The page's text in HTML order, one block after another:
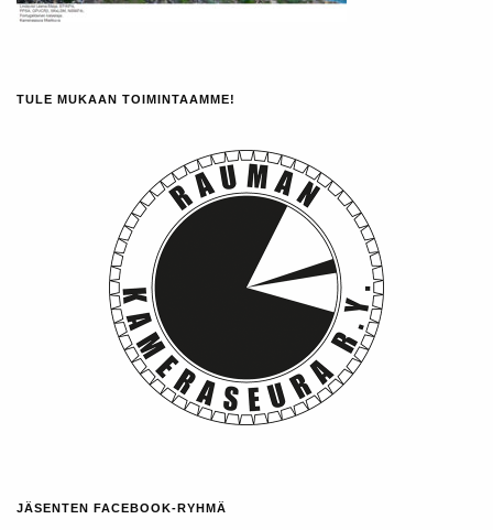
TULE MUKAAN TOIMINTAAMME!
JÄSENTEN FACEBOOK-RYHMÄ